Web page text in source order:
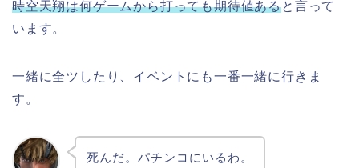
時空天翔は何ゲームから打っても期待値あると言って
います。
一緒に全ツしたり、イベントにも一番一緒に行きま
す。
死んだ。パチンコにいるわ。